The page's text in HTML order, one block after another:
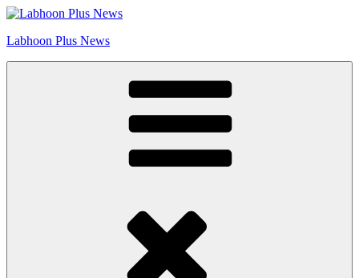
Skip
content
Labhoon Plus News